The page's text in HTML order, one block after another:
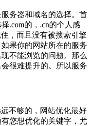
务器和域名的选择。首
.com的，.cn的个人感
，而且没有被搜索引擎
果你的网站所在的服务
不能浏览的问题。那么
很难提升的。所以服务
不够的，网站优化最好
您想优化的关键字，尤